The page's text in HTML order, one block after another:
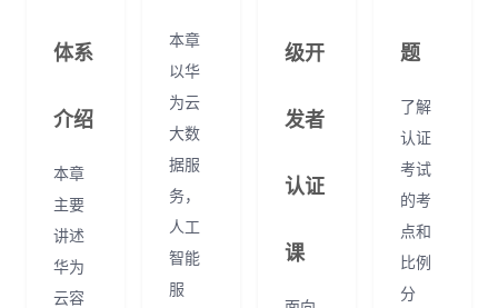
体系
介绍
本章
主要
讲述
华为
云容
本章
以华
为云
大数
据服
务，
人工
智能
服
级开
发者
认证
课
题
了解
认证
考试
的考
点和
比例
分